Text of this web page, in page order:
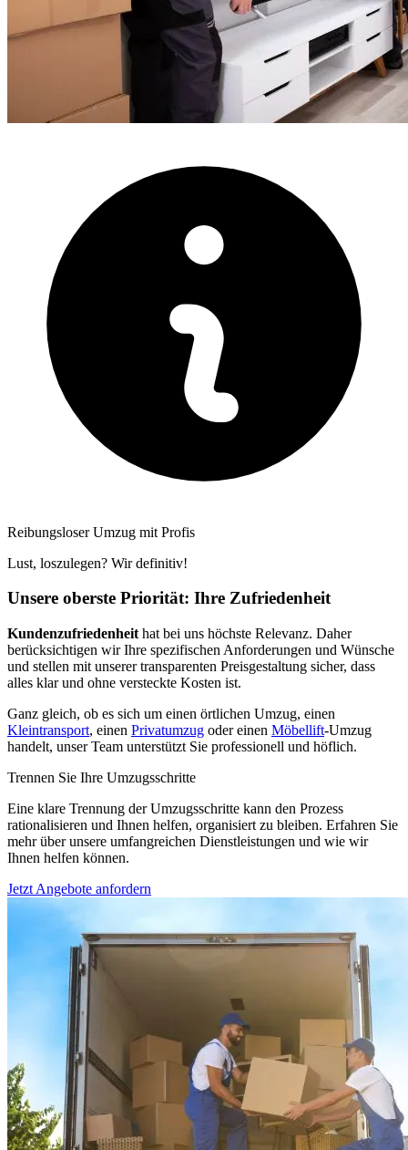
Reibungsloser Umzug mit Profis
Lust, loszulegen? Wir definitiv!
Unsere oberste Priorität: Ihre Zufriedenheit
Kundenzufriedenheit hat bei uns höchste Relevanz. Daher
berücksichtigen wir Ihre spezifischen Anforderungen und Wünsche
und stellen mit unserer transparenten Preisgestaltung sicher, dass
alles klar und ohne versteckte Kosten ist.
Ganz gleich, ob es sich um einen örtlichen Umzug, einen
Kleintransport, einen Privatumzug oder einen Möbellift-Umzug
handelt, unser Team unterstützt Sie professionell und höflich.
Trennen Sie Ihre Umzugsschritte
Eine klare Trennung der Umzugsschritte kann den Prozess
rationalisieren und Ihnen helfen, organisiert zu bleiben. Erfahren Sie
mehr über unsere umfangreichen Dienstleistungen und wie wir
Ihnen helfen können.
Jetzt Angebote anfordern